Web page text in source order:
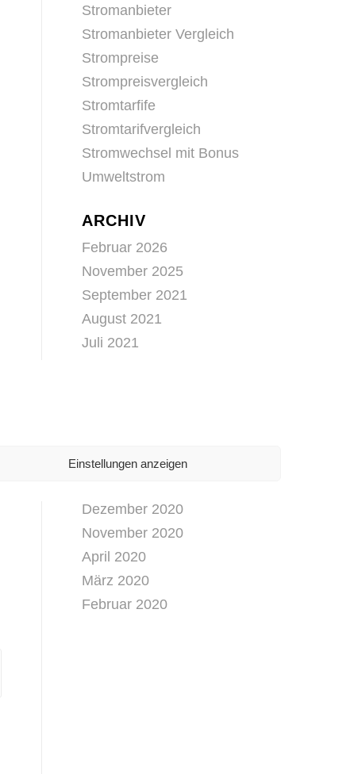
Einstellungen anzeigen
Stromanbieter
Stromanbieter Vergleich
Strompreise
Strompreisvergleich
Stromtarfife
Stromtarifvergleich
Stromwechsel mit Bonus
Umweltstrom
ARCHIV
Februar 2026
November 2025
September 2021
August 2021
Juli 2021
Februar 2021
Dezember 2020
November 2020
April 2020
März 2020
Februar 2020